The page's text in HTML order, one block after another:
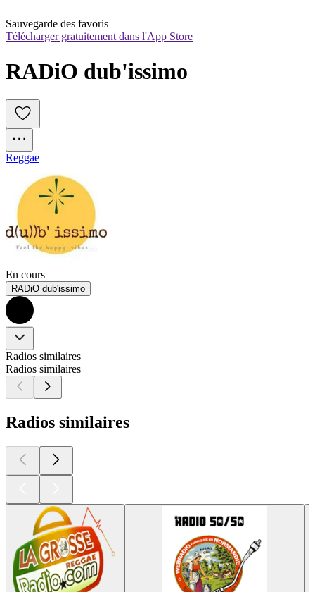
Sauvegarde des favoris
Télécharger gratuitement dans l'App Store
RADiO dub'issimo
Reggae
En cours
RADiO dub'issimo
Radios similaires
Radios similaires
Radios similaires